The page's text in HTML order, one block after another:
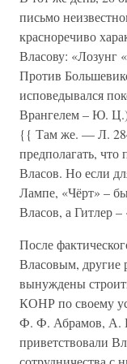
письмо
красноречиво
Власову:
Против
исповедывался
Врангелем – Ю.
{{ Там же. — Л.
предполагать,
Власов. Но если
Лампе, «Чёрт» –
Власов, а Гитлер
После
Власовым, другие
вынуждены
КОНР по своему
Ф. Ф. Абрамов, А.
приветствовали